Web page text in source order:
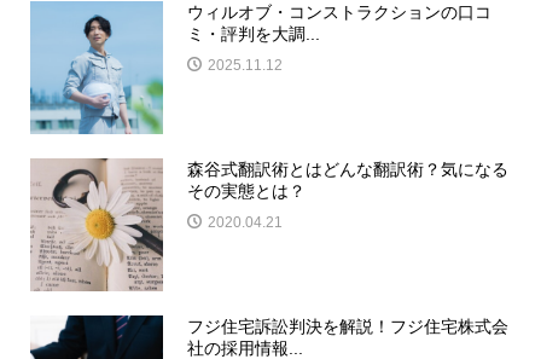
ウィルオブ・コンストラクションの口コ
ミ・評判を大調...
2025.11.12
森谷式翻訳術とはどんな翻訳術？気になる
その実態とは？
2020.04.21
フジ住宅訴訟判決を解説！フジ住宅株式会
社の採用情報...